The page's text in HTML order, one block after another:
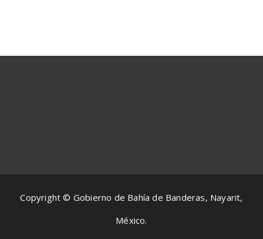
Copyright © Gobierno de Bahía de Banderas, Nayarit,
México.